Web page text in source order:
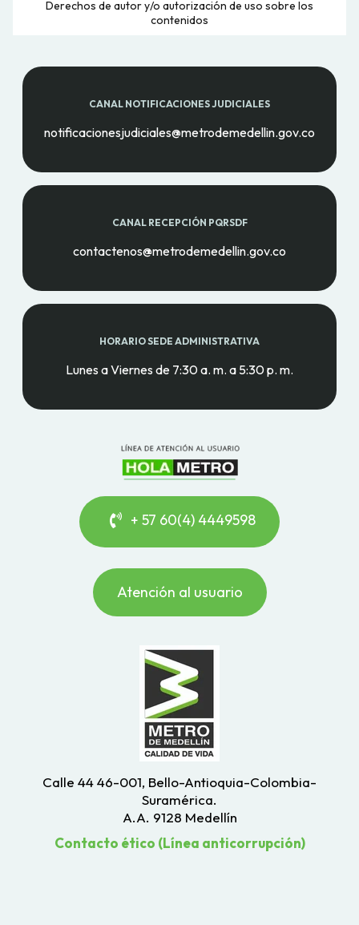
Derechos de autor y/o autorización de uso sobre los
contenidos
CANAL NOTIFICACIONES JUDICIALES
notificacionesjudiciales@metrodemedellin.gov.co
CANAL RECEPCIÓN PQRSDF
contactenos@metrodemedellin.gov.co
HORARIO SEDE ADMINISTRATIVA
Lunes a Viernes de 7:30 a. m. a 5:30 p. m.
+ 57 60(4) 4449598
Atención al usuario
Calle 44 46-001, Bello-Antioquia-Colombia-
Suramérica.
A.A. 9128 Medellín
Contacto ético (Línea anticorrupción)